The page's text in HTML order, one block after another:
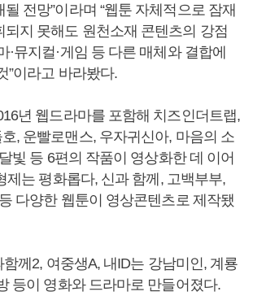
전망”이라며 “웹툰 자체적으로 잠재
되지 못해도 원천소재 콘텐츠의 강점
·뮤지컬·게임 등 다른 매체와 결합에
”이라고 바라봤다.
년 웹드라마를 포함해 치즈인더트랩,
, 운빨로맨스, 우자귀신아, 마음의 소
빛 등 6편의 작품이 영상화한 데 이어
제는 평화롭다, 신과 함께, 고백부부,
다양한 웹툰이 영상콘텐츠로 제작됐
께2, 여중생A, 내ID는 강남미인, 계룡
등이 영화와 드라마로 만들어졌다.